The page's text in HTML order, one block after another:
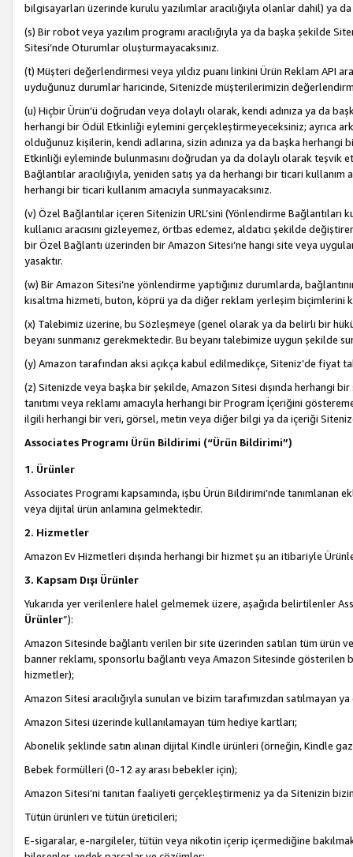
bilgisayarları üzerinde kurulu yazılımlar aracılığıyla olanlar dahil) ya
(s) Bir robot veya yazılım programı aracılığıyla ya da başka şekilde
Sitesi’nde Oturumlar oluşturmayacaksınız.
(t) Müşteri değerlendirmesi veya yıldız puanı linkini Ürün Reklam API
uyduğunuz durumlar haricinde, Sitenizde müşterilerimizin
(u) Hiçbir Ürün’ü doğrudan veya dolaylı olarak, kendi adınıza ya da
herhangi bir Ödül Etkinliği eylemini gerçekleştirmeyeceksiniz; ayrıca
olduğunuz kişilerin, kendi adlarına, sizin adınıza ya da başka herhangi
Etkinliği eyleminde bulunmasını doğrudan ya da dolaylı olarak teşvik
Bağlantılar aracılığıyla, yeniden satış ya da herhangi bir ticari
herhangi bir ticari kullanım amacıyla sunmayacaksınız.
(v) Özel Bağlantılar içeren Sitenizin URL’sini (Yönlendirme Bağlantıları
kullanıcı aracısını gizleyemez, örtbas edemez, aldatıcı şekilde
bir Özel Bağlantı üzerinden bir Amazon Sitesi’ne hangi site veya
yasaktır.
(w) Bir Amazon Sitesi’ne yönlendirme yaptığınız durumlarda,
kısaltma hizmeti, buton, köprü ya da diğer reklam yerleşim biçimlerini
(x) Talebimiz üzerine, bu Sözleşmeye (genel olarak ya da belirli bir
beyanı sunmanız gerekmektedir. Bu beyanı talebimize uygun şekilde
(y) Amazon tarafından aksi açıkça kabul edilmedikçe, Siteniz’de fiyat
(z) Sitenizde veya başka bir şekilde, Amazon Sitesi dışında herhangi
tanıtımı veya reklamı amacıyla herhangi bir Program İçeriğini
ilgili herhangi bir veri, görsel, metin veya diğer bilgi ya da içeriği
Associates Programı Ürün Bildirimi (“Ürün Bildirimi”)
1. Ürünler
Associates Programı kapsamında, işbu Ürün Bildirimi’nde
veya dijital ürün anlamına gelmektedir.
2. Hizmetler
Amazon Ev Hizmetleri dışında herhangi bir hizmet şu an itibariyle
3. Kapsam Dışı Ürünler
Yukarıda yer verilenlere halel gelmemek üzere, aşağıda belirtilenler
Ürünler”):
Amazon Sitesinde bağlantı verilen bir site üzerinden satılan tüm ürün
banner reklamı, sponsorlu bağlantı veya Amazon Sitesinde gösterilen
hizmetler);
Amazon Sitesi aracılığıyla sunulan ve bizim tarafımızdan satılmayan
Amazon Sitesi üzerinde kullanılamayan tüm hediye kartları;
Abonelik şeklinde satın alınan dijital Kindle ürünleri (örneğin, Kindle
Bebek formülleri (0-12 ay arası bebekler için);
Amazon Sitesi’ni tanıtan faaliyeti gerçekleştirmeniz ya da Sitenizin
Tütün ürünleri ve tütün üreticileri;
E-sigaralar, e-nargileler, tütün veya nikotin içerip içermediğine